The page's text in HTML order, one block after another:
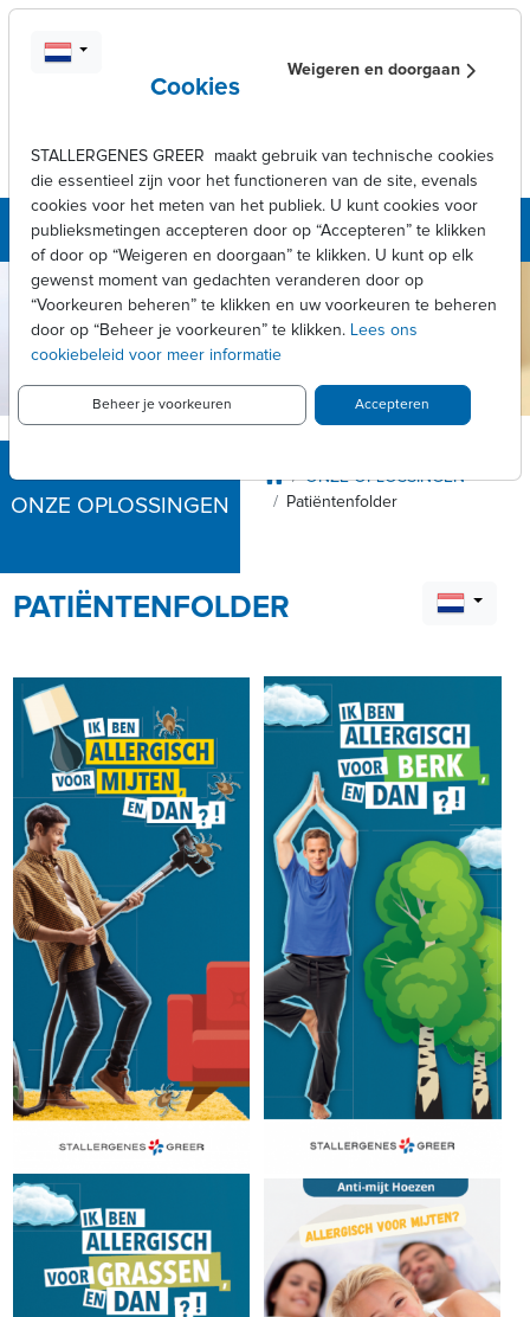
Skip to main content
Stallergenes
Greer België
ONZE OPLOSSINGEN
Breadcrumb
ONZE OPLOSSINGEN
Patiëntenfolder
PATIËNTENFOLDER
Cookies
Weigeren en doorgaan
STALLERGENES GREER maakt gebruik van technische cookies
die essentieel zijn voor het functioneren van de site, evenals
cookies voor het meten van het publiek. U kunt cookies voor
publieksmetingen accepteren door op “Accepteren” te klikken
of door op “Weigeren en doorgaan” te klikken. U kunt op elk
gewenst moment van gedachten veranderen door op
“Voorkeuren beheren” te klikken en uw voorkeuren te beheren
door op “Beheer je voorkeuren” te klikken. Lees ons
cookiebeleid voor meer informatie
Beheer je voorkeuren Accepteren